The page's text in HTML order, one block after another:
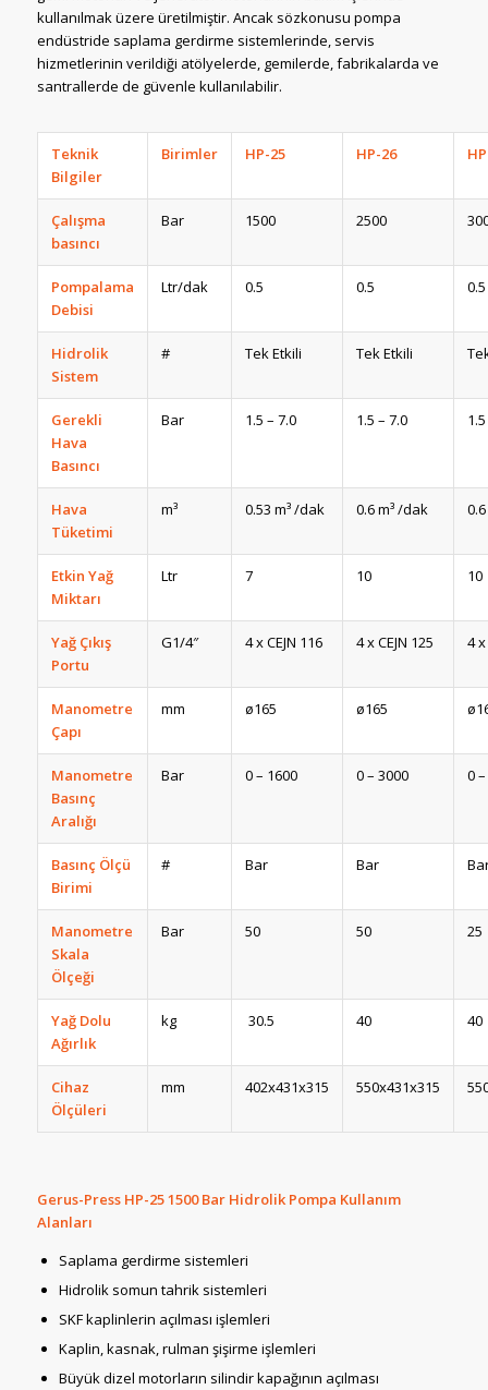
kullanılmak üzere üretilmiştir. Ancak sözkonusu pompa
endüstride saplama gerdirme sistemlerinde, servis
hizmetlerinin verildiği atölyelerde, gemilerde, fabrikalarda ve
santrallerde de güvenle kullanılabilir.
Teknik
Bilgiler
Birimler HP-25 HP-26
Çalışma
basıncı
Bar 1500 2500
Pompalama
Debisi
Ltr/dak 0.5 0.5 0.5
Hidrolik
Sistem
# Tek Etkili Tek Etkili
Gerekli
Hava
Basıncı
Bar 1.5 – 7.0 1.5 – 7.0
Hava
Tüketimi
m³ 0.53 m³ /dak 0.6 m³ /dak
Etkin Yağ
Miktarı
Ltr 7 10 10
Yağ Çıkış
Portu
G1/4″ 4 x CEJN 116 4 x CEJN 125 4 x
Manometre
Çapı
mm ø165 ø165
Manometre
Basınç
Aralığı
Bar 0 – 1600 0 – 3000 0
Basınç Ölçü
Birimi
# Bar Bar
Manometre
Skala
Ölçeği
Bar 50 50 25
Yağ Dolu
Ağırlık
kg 30.5 40 40
Cihaz
Ölçüleri
mm 402x431x315 550x431x315
Gerus-Press HP-25 1500 Bar Hidrolik Pompa Kullanım
Alanları
Saplama gerdirme sistemleri
Hidrolik somun tahrik sistemleri
SKF kaplinlerin açılması işlemleri
Kaplin, kasnak, rulman şişirme işlemleri
Büyük dizel motorların silindir kapağının açılması